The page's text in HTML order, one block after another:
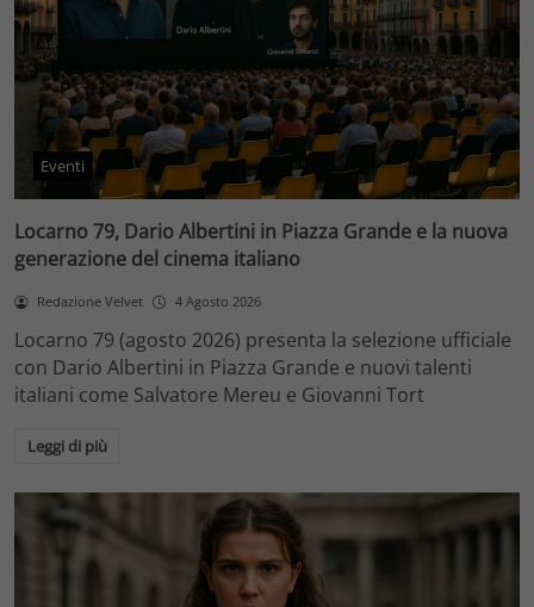
Eventi
Locarno 79, Dario Albertini in Piazza Grande e la nuova
generazione del cinema italiano
Redazione Velvet 4 Agosto 2026
Locarno 79 (agosto 2026) presenta la selezione ufficiale
con Dario Albertini in Piazza Grande e nuovi talenti
italiani come Salvatore Mereu e Giovanni Tort
Leggi di più